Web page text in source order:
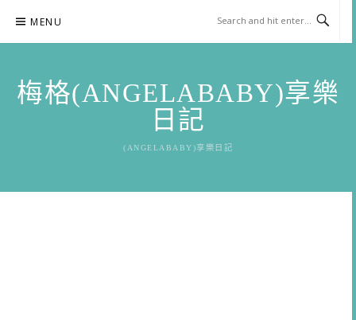
content
MENU
梅格(ANGELABABY)享樂
日記
(ANGELABABY)享樂日記